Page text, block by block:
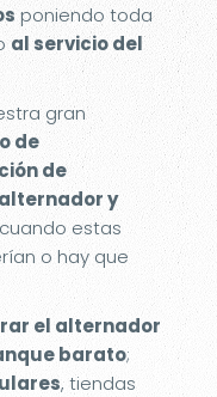
poniendo toda
al servicio del
gran
de
de
y
estas
o hay que
el alternador
barato;
, tiendas